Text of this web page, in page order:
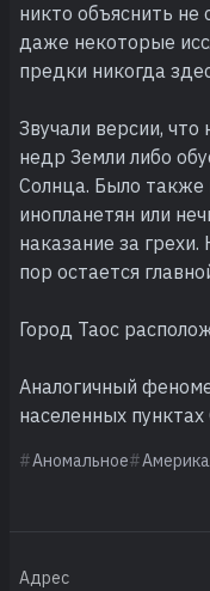
никто объяснить
даже некоторые
предки никогда
Звучали версии,
недр Земли либо
Солнца. Было также
инопланетян или
наказание за
пор остается
Город Таос
Аналогичный
населенных
Аномальное Америка
Адрес